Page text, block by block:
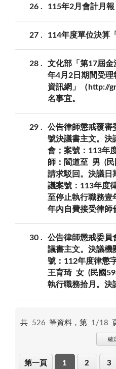
26 115年2月會計月報
27 114年度單位決算
28
文化部「第17屆
年4月2日期間受
資訊網」（http://
名事宜。
29
公告律師懲戒覆審
號決議書主文。決
會；案號：113年
師：閻道至 男 (民
請求駁回。決議日
議案號：113年度
至停止執行職務壹
年內自費接受律師
30
公告律師懲戒委員
議書主文。決議機
號：112年度律懲
王育琦 女 (民國
執行職務拾月。決
共 526 筆資料，第 1/18
確
第一頁 1 2 3